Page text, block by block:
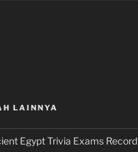
LAINNYA
Egypt Trivia Exams Record